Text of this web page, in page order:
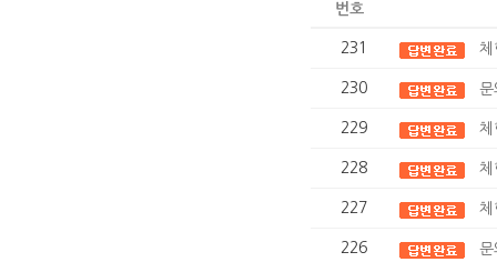
번호
231 체
230 문
229 체
228 체
227 체
226 문